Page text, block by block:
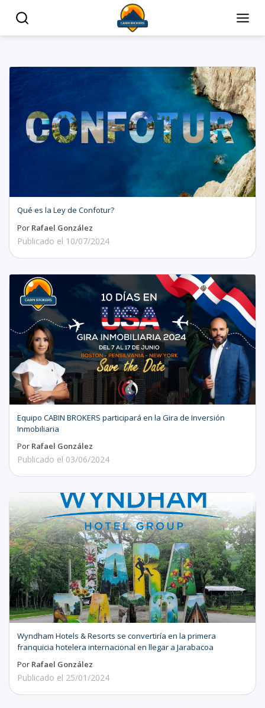
Qué es la Ley de Confotur?
Por Rafael González
Publicado el 10/07/2024
Equipo CABIN BROKERS participará en la Gira de Inversión
Inmobiliaria
Por Rafael González
Publicado el 03/06/2024
Wyndham Hotels & Resorts se convertiría en la primera
franquicia hotelera internacional en llegar a Jarabacoa
Por Rafael González
Publicado el 25/01/2024